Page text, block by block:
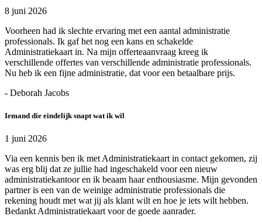
8 juni 2026
Voorheen had ik slechte ervaring met een aantal administratie
professionals. Ik gaf het nog een kans en schakelde
Administratiekaart in. Na mijn offerteaanvraag kreeg ik
verschillende offertes van verschillende administratie professionals.
Nu heb ik een fijne administratie, dat voor een betaalbare prijs.
- Deborah Jacobs
Iemand die eindelijk snapt wat ik wil
1 juni 2026
Via een kennis ben ik met Administratiekaart in contact gekomen, zij
was erg blij dat ze jullie had ingeschakeld voor een nieuw
administratiekantoor en ik beaam haar enthousiasme. Mijn gevonden
partner is een van de weinige administratie professionals die
rekening houdt met wat jij als klant wilt en hoe je iets wilt hebben.
Bedankt Administratiekaart voor de goede aanrader.